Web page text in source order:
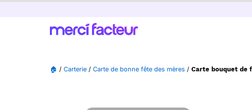
🏠 / Carterie / Carte de bonne fête des mères / Carte bouquet de